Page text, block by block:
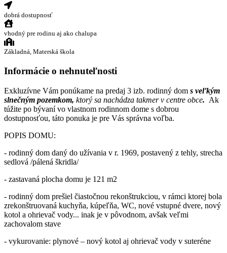
dobrá dostupnosť
vhodný pre rodinu aj ako chalupa
Základná, Materská škola
Informácie o nehnuteľnosti
Exkluzívne Vám ponúkame na predaj 3 izb. rodinný dom s veľkým
slnečným pozemkom, ktorý sa nachádza takmer v centre obce. Ak
túžite po bývaní vo vlastnom rodinnom dome s dobrou
dostupnosťou, táto ponuka je pre Vás správna voľba.
POPIS DOMU:
- rodinný dom daný do užívania v r. 1969, postavený z tehly, strecha
sedlová /pálená škridla/
- zastavaná plocha domu je 121 m2
- rodinný dom prešiel čiastočnou rekonštrukciou, v rámci ktorej bola
zrekonštruovaná kuchyňa, kúpeľňa, WC, nové vstupné dvere, nový
kotol a ohrievač vody... inak je v pôvodnom, avšak veľmi
zachovalom stave
- vykurovanie: plynové – nový kotol aj ohrievač vody v suteréne